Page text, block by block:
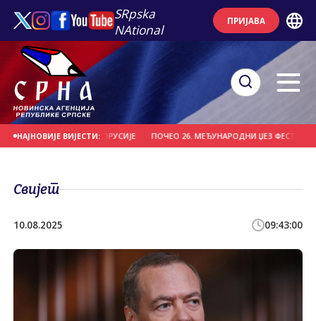
SRpska
NAtional
ПРИЈАВА
НАЈНОВИЈЕ ВИЈЕСТИ:
ИЗ БЈЕЛОРУСИЈЕ ПОЧЕО 26. МЕЂУНАРОДНИ ЏЕЗ ФЕСТИВАЛ НА
Свијет
10.08.2025 09:43:00